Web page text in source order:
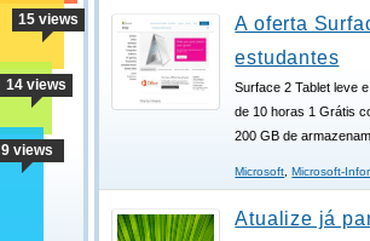
15 views
14 views
9 views
A oferta
estudantes
Surface 2 Tablet leve
de 10 horas 1 Grátis
200 GB de
Microsoft ,Microsoft-
Atualize já